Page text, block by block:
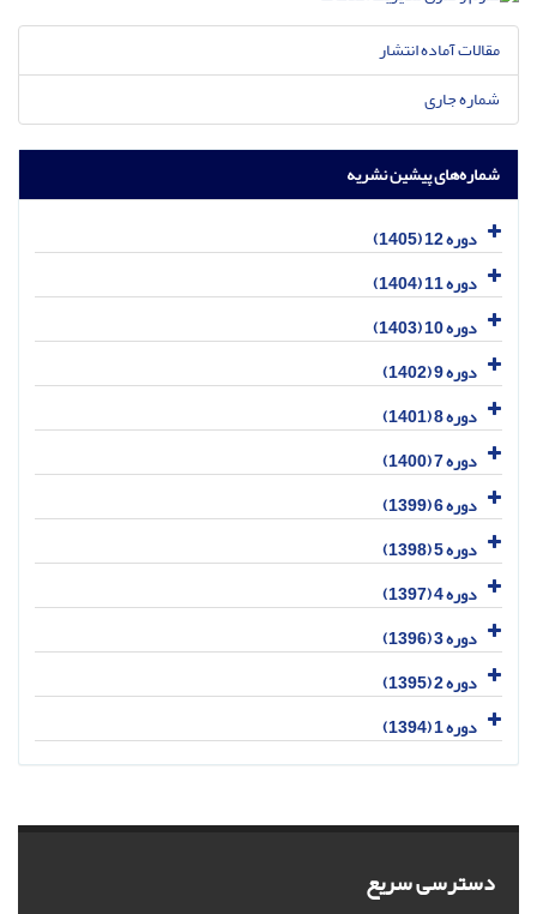
مقالات آماده انتشار
شماره جاری
شماره‌های پیشین نشریه
دوره 12 (1405)
دوره 11 (1404)
دوره 10 (1403)
دوره 9 (1402)
دوره 8 (1401)
دوره 7 (1400)
دوره 6 (1399)
دوره 5 (1398)
دوره 4 (1397)
دوره 3 (1396)
دوره 2 (1395)
دوره 1 (1394)
دسترسی سریع